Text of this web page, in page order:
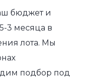
бюджет и
3 месяца в
лота. Мы
подбор под